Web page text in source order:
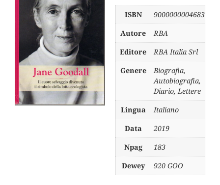
ISBN
9000000004683
Autore
RBA
Editore
RBA Italia Srl
Genere
Biografia,
Autobiografia,
Diario, Lettere
Lingua
Italiano
Data
2019
Npag
183
Dewey
920 GOO